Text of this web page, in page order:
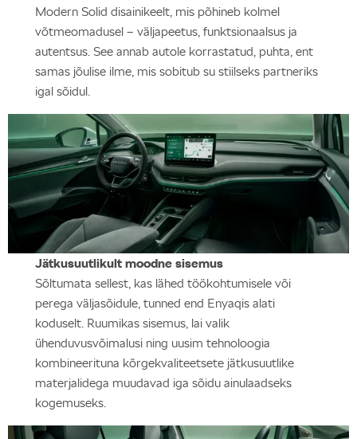
Modern Solid disainikeelt, mis põhineb kolmel
võtmeomadusel – väljapeetus, funktsionaalsus ja
autentsus. See annab autole korrastatud, puhta, ent
samas jõulise ilme, mis sobitub su stiilseks partneriks
igal sõidul.
Jätkusuutlikult moodne sisemus
Sõltumata sellest, kas lähed töökohtumisele või
perega väljasõidule, tunned end Enyaqis alati
koduselt. Ruumikas sisemus, lai valik
ühenduvusvõimalusi ning uusim tehnoloogia
kombineerituna kõrgekvaliteetsete jätkusuutlike
materjalidega muudavad iga sõidu ainulaadseks
kogemuseks.